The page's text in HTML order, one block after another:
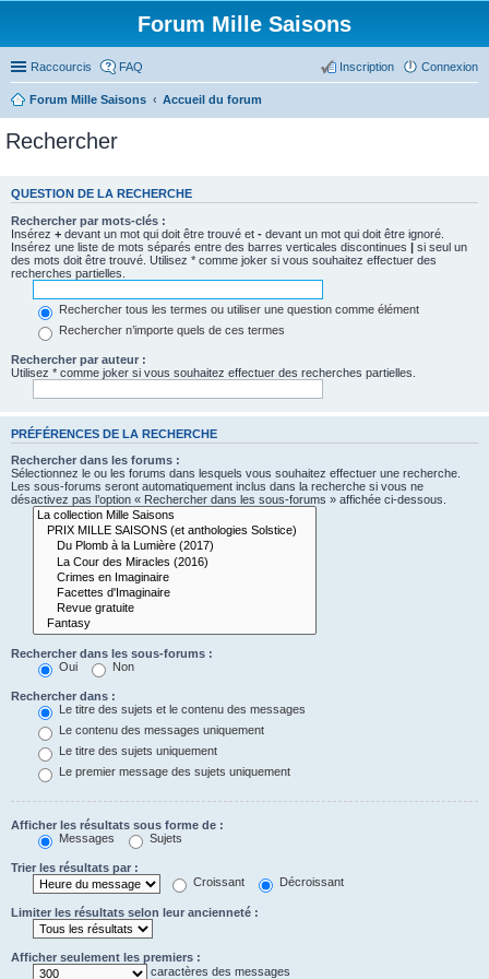
Forum Mille Saisons
Raccourcis FAQ Connexion
Inscription
Forum Mille Saisons Accueil du forum
Rechercher
QUESTION DE LA RECHERCHE
Rechercher par mots-clés :
Insérez + devant un mot qui doit être trouvé et - devant un mot qui doit être ignoré.
Insérez une liste de mots séparés entre des barres verticales discontinues | si seul un
des mots doit être trouvé. Utilisez * comme joker si vous souhaitez effectuer des
recherches partielles.
Rechercher tous les termes ou utiliser une question comme élément
Rechercher n’importe quels de ces termes
Rechercher par auteur :
Utilisez * comme joker si vous souhaitez effectuer des recherches partielles.
PRÉFÉRENCES DE LA RECHERCHE
Rechercher dans les forums :
Sélectionnez le ou les forums dans lesquels vous souhaitez effectuer une recherche.
Les sous-forums seront automatiquement inclus dans la recherche si vous ne
désactivez pas l’option « Rechercher dans les sous-forums » affichée ci-dessous.
Rechercher dans les sous-forums :
Oui
Non
Rechercher dans :
Le titre des sujets et le contenu des messages
Le contenu des messages uniquement
Le titre des sujets uniquement
Le premier message des sujets uniquement
Afficher les résultats sous forme de :
Messages
Sujets
Trier les résultats par :
Croissant
Décroissant
Limiter les résultats selon leur ancienneté :
Afficher seulement les premiers :
caractères des messages